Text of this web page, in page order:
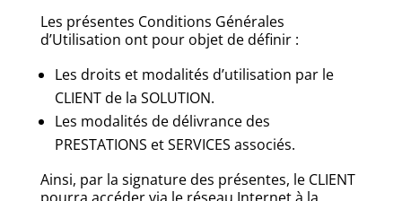
Les présentes Conditions Générales
d’Utilisation ont pour objet de définir :
Les droits et modalités d’utilisation par le
CLIENT de la SOLUTION.
Les modalités de délivrance des
PRESTATIONS et SERVICES associés.
Ainsi, par la signature des présentes, le CLIENT